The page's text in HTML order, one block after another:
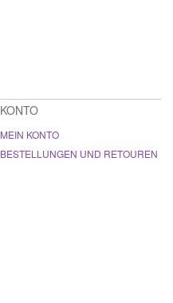
KONTO
MEIN KONTO
BESTELLUNGEN UND RETOUREN